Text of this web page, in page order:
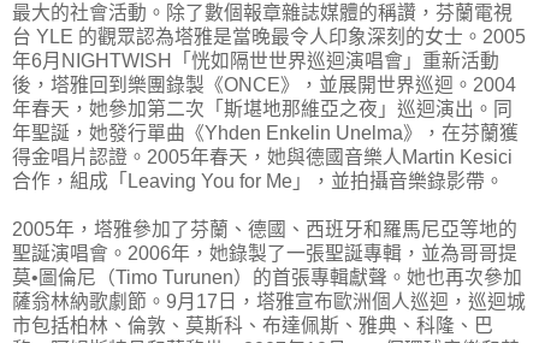
最大的社會活動。除了數個報章雜誌媒體的稱讚，芬蘭電視
台 YLE 的觀眾認為塔雅是當晚最令人印象深刻的女士。2005
年6月NIGHTWISH「恍如隔世世界巡迴演唱會」重新活動
後，塔雅回到樂團錄製《ONCE》，並展開世界巡迴。2004
年春天，她參加第二次「斯堪地那維亞之夜」巡迴演出。同
年聖誕，她發行單曲《Yhden Enkelin Unelma》，在芬蘭獲
得金唱片認證。2005年春天，她與德國音樂人Martin Kesici
合作，組成「Leaving You for Me」，並拍攝音樂錄影帶。
2005年，塔雅參加了芬蘭、德國、西班牙和羅馬尼亞等地的
聖誕演唱會。2006年，她錄製了一張聖誕專輯，並為哥哥提
莫•圖倫尼（Timo Turunen）的首張專輯獻聲。她也再次參加
薩翁林納歌劇節。9月17日，塔雅宣布歐洲個人巡迴，巡迴城
市包括柏林、倫敦、莫斯科、布達佩斯、雅典、科隆、巴